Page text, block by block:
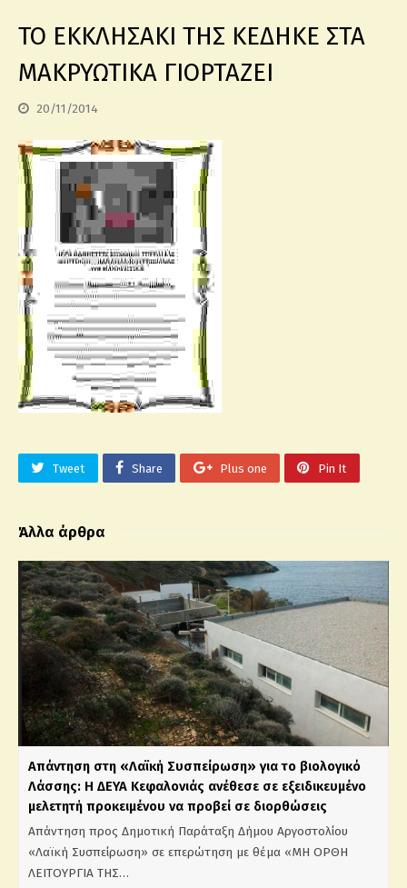
ΤΟ ΕΚΚΛΗΣΑΚΙ ΤΗΣ ΚΕΔΗΚΕ ΣΤΑ
ΜΑΚΡΥΩΤΙΚΑ ΓΙΟΡΤΑΖΕΙ
20/11/2014
Tweet Share Plus one Pin It
Άλλα άρθρα
Απάντηση στη «Λαϊκή Συσπείρωση» για το βιολογικό
Λάσσης: Η ΔΕΥΑ Κεφαλονιάς ανέθεσε σε εξειδικευμένο
μελετητή προκειμένου να προβεί σε διορθώσεις
Απάντηση προς Δημοτική Παράταξη Δήμου Αργοστολίου
«Λαϊκή Συσπείρωση» σε επερώτηση με θέμα «ΜΗ ΟΡΘΗ
ΛΕΙΤΟΥΡΓΙΑ ΤΗΣ…